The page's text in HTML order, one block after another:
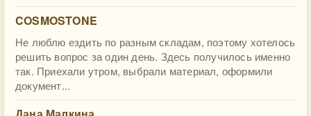
COSMOSTONE
Не люблю ездить по разным складам, поэтому хотелось
решить вопрос за один день. Здесь получилось именно
так. Приехали утром, выбрали материал, оформили
документ...